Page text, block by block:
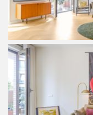
– Bijdrage VvE
– Gelegen op
vaste canon;
– Canon is € 1.091,-
2067;
– Eeuwigdurende
einde tijdvak;
– Professioneel
150 leden;